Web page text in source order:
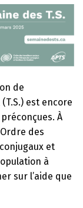
de
est encore
À
des
et
à
sur l’aide que